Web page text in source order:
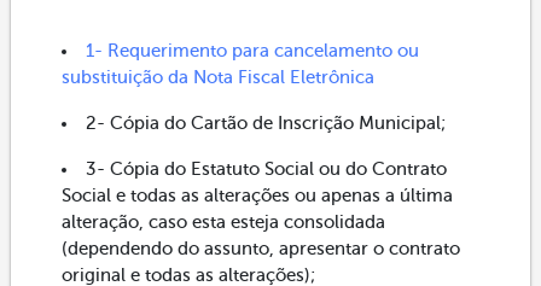
1- Requerimento para cancelamento ou
substituição da Nota Fiscal Eletrônica
2- Cópia do Cartão de Inscrição Municipal;
3- Cópia do Estatuto Social ou do Contrato
Social e todas as alterações ou apenas a última
alteração, caso esta esteja consolidada
(dependendo do assunto, apresentar o contrato
original e todas as alterações);